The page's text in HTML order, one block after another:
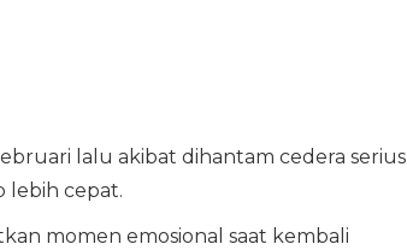
lalu akibat dihantam cedera serius
lebih cepat.
momen emosional saat kembali